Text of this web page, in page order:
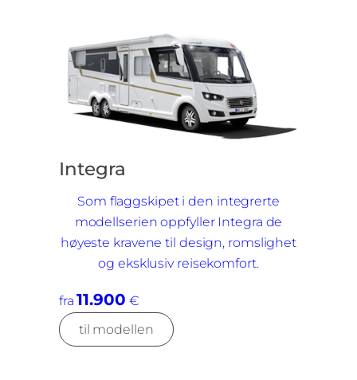
Integra
Som flaggskipet i den integrerte
modellserien oppfyller Integra de
høyeste kravene til design, romslighet
og eksklusiv reisekomfort.
fra11.900 €
til modellen